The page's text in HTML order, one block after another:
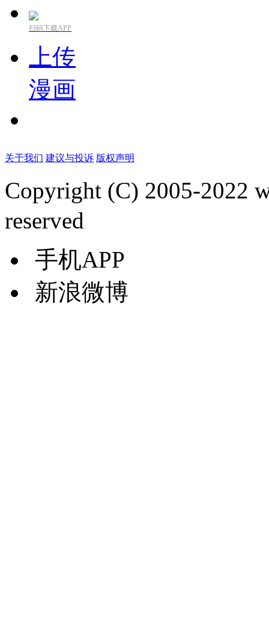
扫码下载APP
上传
漫画
关于我们 建议与投诉 版权声明
Copyright (C) 2005-2022
reserved
手机APP
新浪微博